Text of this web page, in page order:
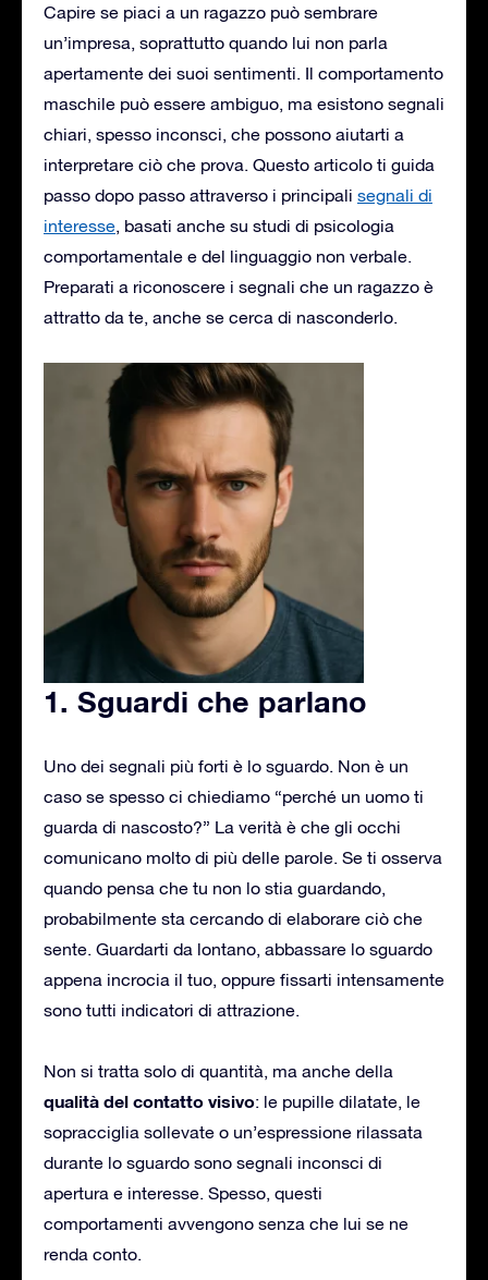
Capire se piaci a un ragazzo può sembrare
un’impresa, soprattutto quando lui non parla
apertamente dei suoi sentimenti. Il comportamento
maschile può essere ambiguo, ma esistono segnali
chiari, spesso inconsci, che possono aiutarti a
interpretare ciò che prova. Questo articolo ti guida
passo dopo passo attraverso i principali segnali di
interesse, basati anche su studi di psicologia
comportamentale e del linguaggio non verbale.
Preparati a riconoscere i segnali che un ragazzo è
attratto da te, anche se cerca di nasconderlo.
1. Sguardi che parlano
Uno dei segnali più forti è lo sguardo. Non è un
caso se spesso ci chiediamo “perché un uomo ti
guarda di nascosto?” La verità è che gli occhi
comunicano molto di più delle parole. Se ti osserva
quando pensa che tu non lo stia guardando,
probabilmente sta cercando di elaborare ciò che
sente. Guardarti da lontano, abbassare lo sguardo
appena incrocia il tuo, oppure fissarti intensamente
sono tutti indicatori di attrazione.
Non si tratta solo di quantità, ma anche della
qualità del contatto visivo: le pupille dilatate, le
sopracciglia sollevate o un’espressione rilassata
durante lo sguardo sono segnali inconsci di
apertura e interesse. Spesso, questi
comportamenti avvengono senza che lui se ne
renda conto.